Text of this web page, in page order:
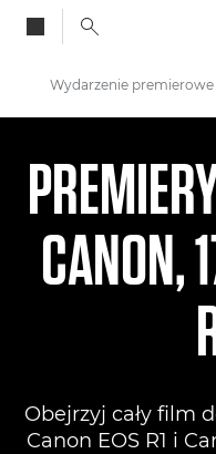
CANON,
Obejrzyj cały film
Canon EOS R1 i